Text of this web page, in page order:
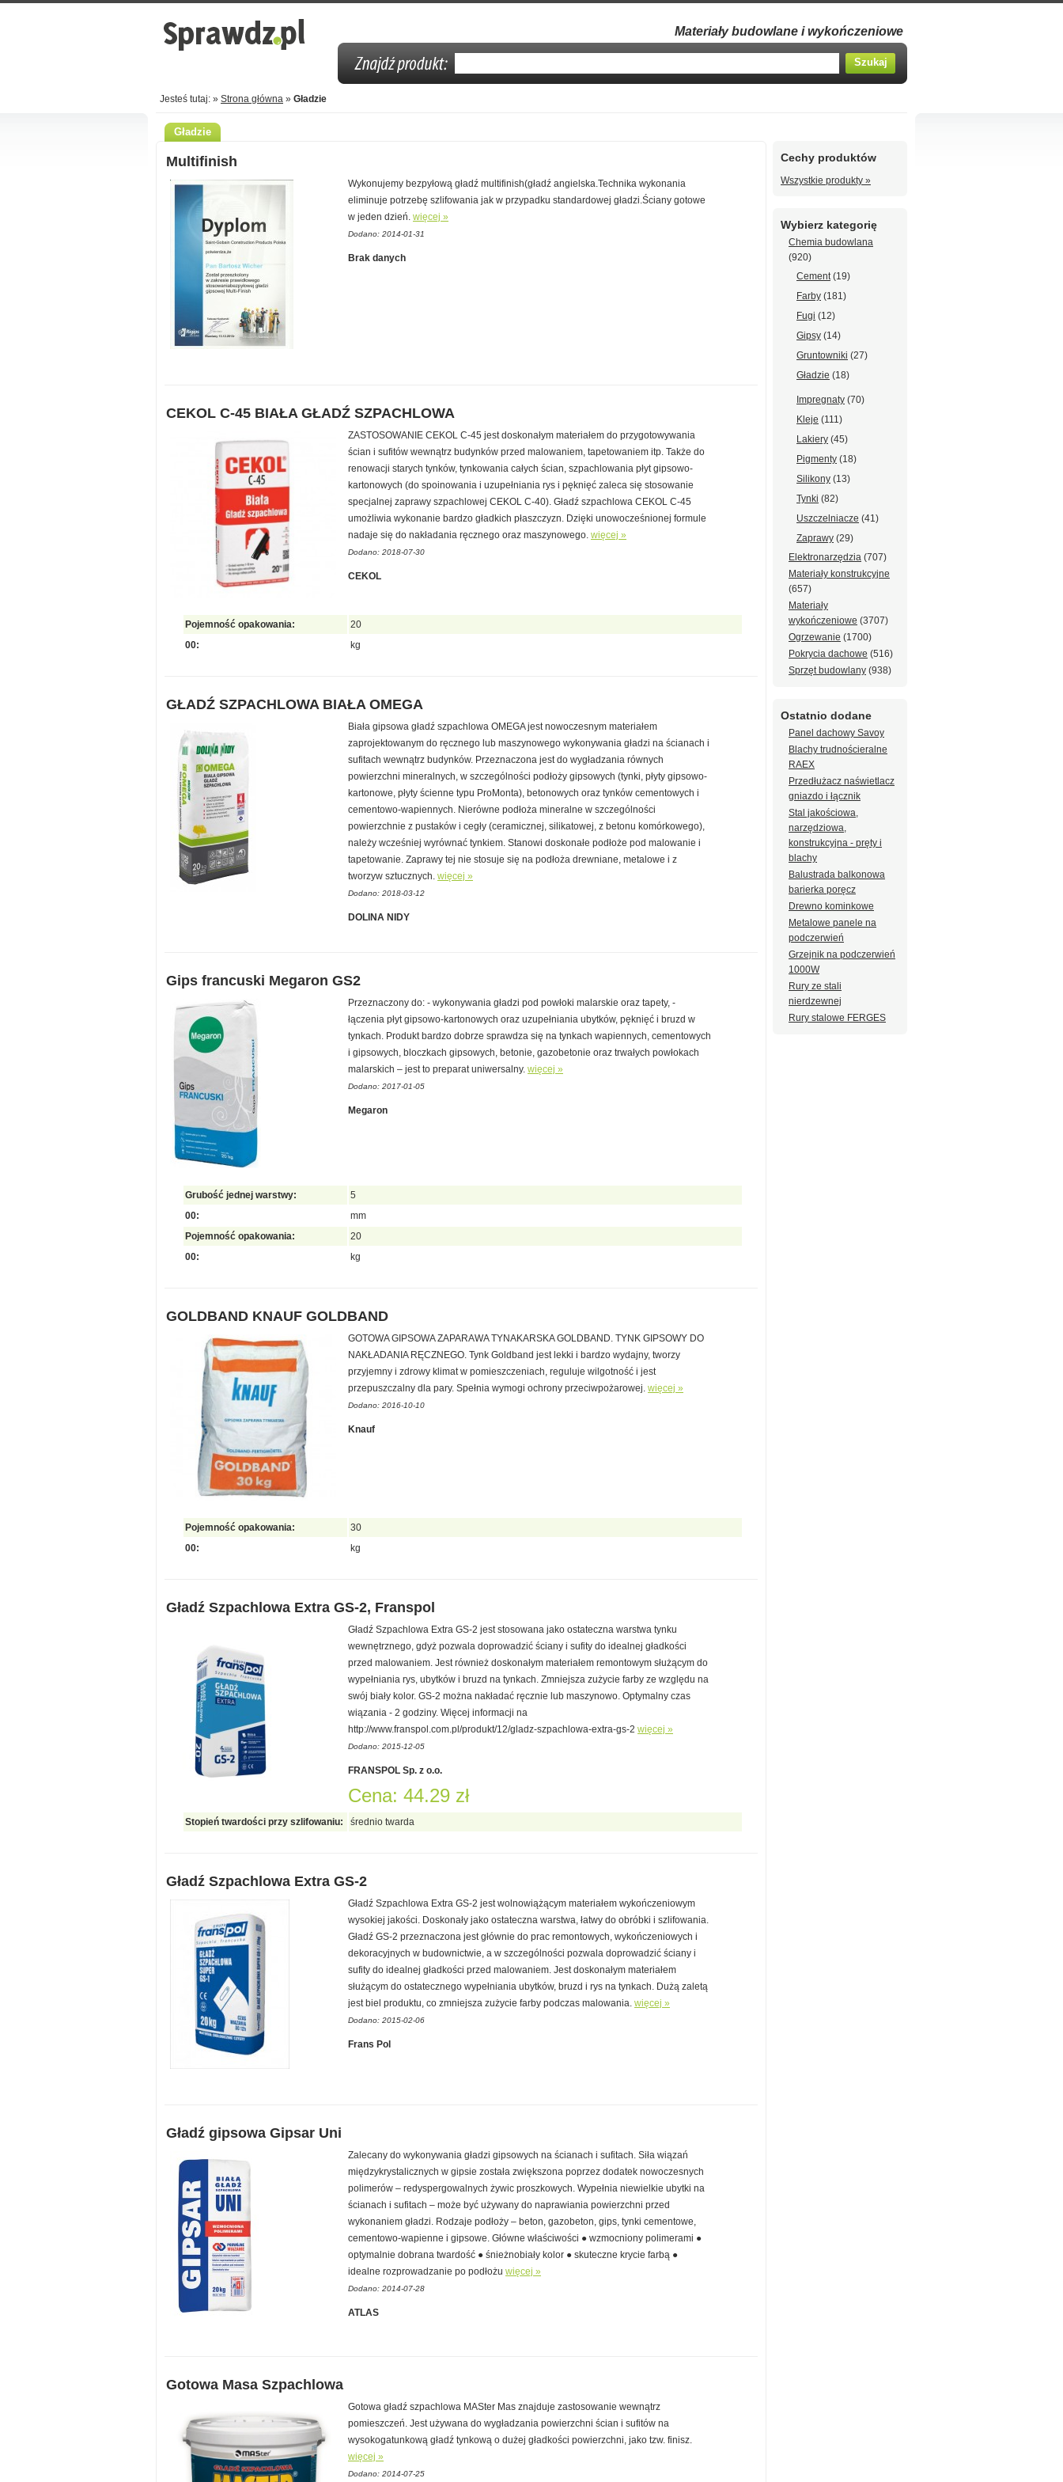
Materiały budowlane i wykończeniowe
Jesteś tutaj: » Strona główna » Gładzie
Gładzie
Multifinish
Wykonujemy bezpyłową gładź multifinish(gładź angielska.Technika wykonania
eliminuje potrzebę szlifowania jak w przypadku standardowej gładzi.Ściany gotowe
w jeden dzień. więcej »
Dodano: 2014-01-31
Brak danych
CEKOL C-45 BIAŁA GŁADŹ SZPACHLOWA
ZASTOSOWANIE CEKOL C-45 jest doskonałym materiałem do przygotowywania
ścian i sufitów wewnątrz budynków przed malowaniem, tapetowaniem itp. Także do
renowacji starych tynków, tynkowania całych ścian, szpachlowania płyt gipsowo-
kartonowych (do spoinowania i uzupełniania rys i pęknięć zaleca się stosowanie
specjalnej zaprawy szpachlowej CEKOL C-40). Gładź szpachlowa CEKOL C-45
umożliwia wykonanie bardzo gładkich płaszczyzn. Dzięki unowocześnionej formule
nadaje się do nakładania ręcznego oraz maszynowego. więcej »
Dodano: 2018-07-30
CEKOL
Pojemność opakowania:
20
00:
kg
GŁADŹ SZPACHLOWA BIAŁA OMEGA
Biała gipsowa gładź szpachlowa OMEGA jest nowoczesnym materiałem
zaprojektowanym do ręcznego lub maszynowego wykonywania gładzi na ścianach i
sufitach wewnątrz budynków. Przeznaczona jest do wygładzania równych
powierzchni mineralnych, w szczególności podłoży gipsowych (tynki, płyty gipsowo-
kartonowe, płyty ścienne typu ProMonta), betonowych oraz tynków cementowych i
cementowo-wapiennych. Nierówne podłoża mineralne w szczególności
powierzchnie z pustaków i cegły (ceramicznej, silikatowej, z betonu komórkowego),
należy wcześniej wyrównać tynkiem. Stanowi doskonałe podłoże pod malowanie i
tapetowanie. Zaprawy tej nie stosuje się na podłoża drewniane, metalowe i z
tworzyw sztucznych. więcej »
Dodano: 2018-03-12
DOLINA NIDY
Gips francuski Megaron GS2
Przeznaczony do: - wykonywania gładzi pod powłoki malarskie oraz tapety, -
łączenia płyt gipsowo-kartonowych oraz uzupełniania ubytków, pęknięć i bruzd w
tynkach. Produkt bardzo dobrze sprawdza się na tynkach wapiennych, cementowych
i gipsowych, bloczkach gipsowych, betonie, gazobetonie oraz trwałych powłokach
malarskich – jest to preparat uniwersalny. więcej »
Dodano: 2017-01-05
Megaron
Grubość jednej warstwy:
5
00:
mm
Pojemność opakowania:
20
00:
kg
GOLDBAND KNAUF GOLDBAND
GOTOWA GIPSOWA ZAPARAWA TYNAKARSKA GOLDBAND. TYNK GIPSOWY DO
NAKŁADANIA RĘCZNEGO. Tynk Goldband jest lekki i bardzo wydajny, tworzy
przyjemny i zdrowy klimat w pomieszczeniach, reguluje wilgotność i jest
przepuszczalny dla pary. Spełnia wymogi ochrony przeciwpożarowej. więcej »
Dodano: 2016-10-10
Knauf
Pojemność opakowania:
30
00:
kg
Gładź Szpachlowa Extra GS-2, Franspol
Gładź Szpachlowa Extra GS-2 jest stosowana jako ostateczna warstwa tynku
wewnętrznego, gdyż pozwala doprowadzić ściany i sufity do idealnej gładkości
przed malowaniem. Jest również doskonałym materiałem remontowym służącym do
wypełniania rys, ubytków i bruzd na tynkach. Zmniejsza zużycie farby ze względu na
swój biały kolor. GS-2 można nakładać ręcznie lub maszynowo. Optymalny czas
wiązania - 2 godziny. Więcej informacji na
http://www.franspol.com.pl/produkt/12/gladz-szpachlowa-extra-gs-2 więcej »
Dodano: 2015-12-05
FRANSPOL Sp. z o.o.
Cena: 44.29 zł
Stopień twardości przy szlifowaniu: średnio twarda
Gładź Szpachlowa Extra GS-2
Gładź Szpachlowa Extra GS-2 jest wolnowiążącym materiałem wykończeniowym
wysokiej jakości. Doskonały jako ostateczna warstwa, łatwy do obróbki i szlifowania.
Gładź GS-2 przeznaczona jest głównie do prac remontowych, wykończeniowych i
dekoracyjnych w budownictwie, a w szczególności pozwala doprowadzić ściany i
sufity do idealnej gładkości przed malowaniem. Jest doskonałym materiałem
służącym do ostatecznego wypełniania ubytków, bruzd i rys na tynkach. Dużą zaletą
jest biel produktu, co zmniejsza zużycie farby podczas malowania. więcej »
Dodano: 2015-02-06
Frans Pol
Gładź gipsowa Gipsar Uni
Zalecany do wykonywania gładzi gipsowych na ścianach i sufitach. Siła wiązań
międzykrystalicznych w gipsie została zwiększona poprzez dodatek nowoczesnych
polimerów – redyspergowalnych żywic proszkowych. Wypełnia niewielkie ubytki na
ścianach i sufitach – może być używany do naprawiania powierzchni przed
wykonaniem gładzi. Rodzaje podłoży – beton, gazobeton, gips, tynki cementowe,
cementowo-wapienne i gipsowe. Główne właściwości ● wzmocniony polimerami ●
optymalnie dobrana twardość ● śnieżnobiały kolor ● skuteczne krycie farbą ●
idealne rozprowadzanie po podłożu więcej »
Dodano: 2014-07-28
ATLAS
Gotowa Masa Szpachlowa
Gotowa gładź szpachlowa MASter Mas znajduje zastosowanie wewnątrz
pomieszczeń. Jest używana do wygładzania powierzchni ścian i sufitów na
wysokogatunkową gładź tynkową o dużej gładkości powierzchni, jako tzw. finisz.
więcej »
Dodano: 2014-07-25
Cechy produktów
Wszystkie produkty »
Wybierz kategorię
Chemia budowlana
(920)
Cement(19)
Farby (181)
Fugi (12)
Gipsy (14)
Gruntowniki (27)
Gładzie (18)
Impregnaty (70)
Kleje (111)
Lakiery (45)
Pigmenty (18)
Silikony (13)
Tynki (82)
Uszczelniacze (41)
Zaprawy (29)
Elektronarzędzia (707)
Materiały konstrukcyjne
(657)
Materiały
wykończeniowe (3707)
Ogrzewanie (1700)
Pokrycia dachowe (516)
Sprzęt budowlany (938)
Ostatnio dodane
Panel dachowy Savoy
Blachy trudnościeralne
RAEX
Przedłużacz naświetlacz
gniazdo i łącznik
Stal jakościowa,
narzędziowa,
konstrukcyjna - pręty i
blachy
Balustrada balkonowa
barierka poręcz
Drewno kominkowe
Metalowe panele na
podczerwień
Grzejnik na podczerwień
1000W
Rury ze stali
nierdzewnej
Rury stalowe FERGES